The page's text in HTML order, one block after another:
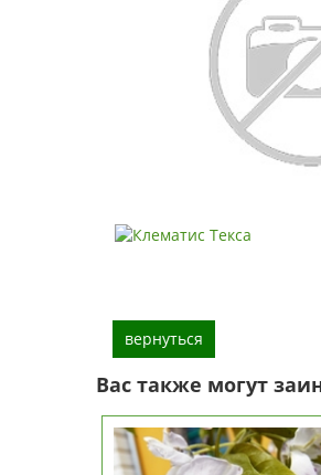
вернуться
Вас также могут